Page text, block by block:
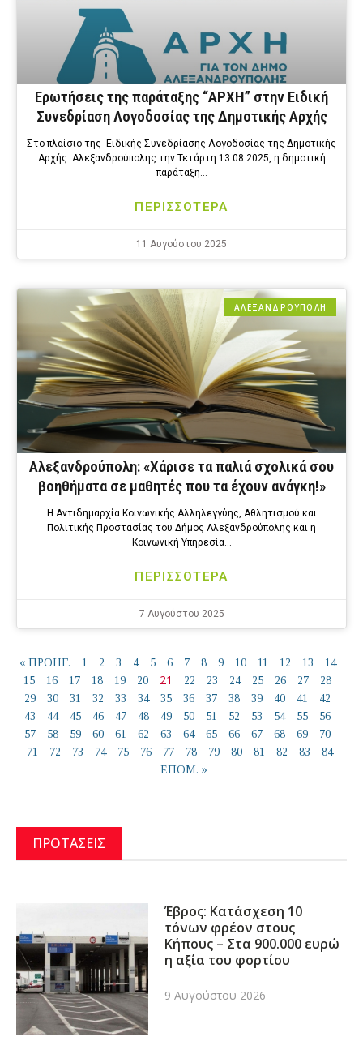
Ερωτήσεις της παράταξης “ΑΡΧΗ” στην Ειδική
Συνεδρίαση Λογοδοσίας της Δημοτικής Αρχής
Στο πλαίσιο της Ειδικής Συνεδρίασης Λογοδοσίας της Δημοτικής
Αρχής Αλεξανδρούπολης την Τετάρτη 13.08.2025, η δημοτική
παράταξη…
ΠΕΡΙΣΣΟΤΕΡΑ
11 Αυγούστου 2025
ΑΛΕΞΑΝΔΡΟΎΠΟΛΗ
Αλεξανδρούπολη: «Χάρισε τα παλιά σχολικά σου
βοηθήματα σε μαθητές που τα έχουν ανάγκη!»
Η Αντιδημαρχία Κοινωνικής Αλληλεγγύης, Αθλητισμού και
Πολιτικής Προστασίας του Δήμος Αλεξανδρούπολης και η
Κοινωνική Υπηρεσία…
ΠΕΡΙΣΣΟΤΕΡΑ
7 Αυγούστου 2025
« ΠΡΟΗΓ. 1 2 3 4 5 6 7 8 9 10 11 12 13
14
15
16 17 18 19 20 21 22 23 24 25 26 27
28
29
30 31 32 33 34 35 36 37 38 39 40 41
42
43
44 45 46 47 48 49 50 51 52 53 54 55
56
57
58 59 60 61 62 63 64 65 66 67 68 69
70
71
72 73 74 75 76 77 78 79 80 81 82 83
84
ΕΠΟΜ. »
ΠΡΟΤΑΣΕΙΣ
Έβρος: Κατάσχεση 10
τόνων φρέον στους
Κήπους – Στα 900.000 ευρώ
η αξία του φορτίου
9 Αυγούστου 2026